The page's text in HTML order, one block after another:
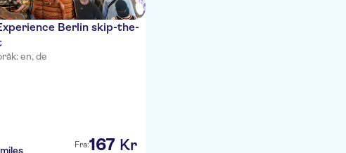
Berlin skip-the-
en, de
Fra:167 Kr